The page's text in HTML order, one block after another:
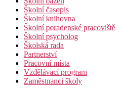
Školní časopis
Školní knihovna
Školní poradenské pracoviště
Školní psycholog
Školská rada
Partnerství
Pracovní místa
Vzdělávací program
Zaměstnanci školy